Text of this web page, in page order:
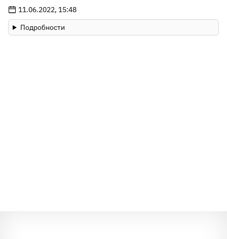
11.06.2022, 15:48
Подробности